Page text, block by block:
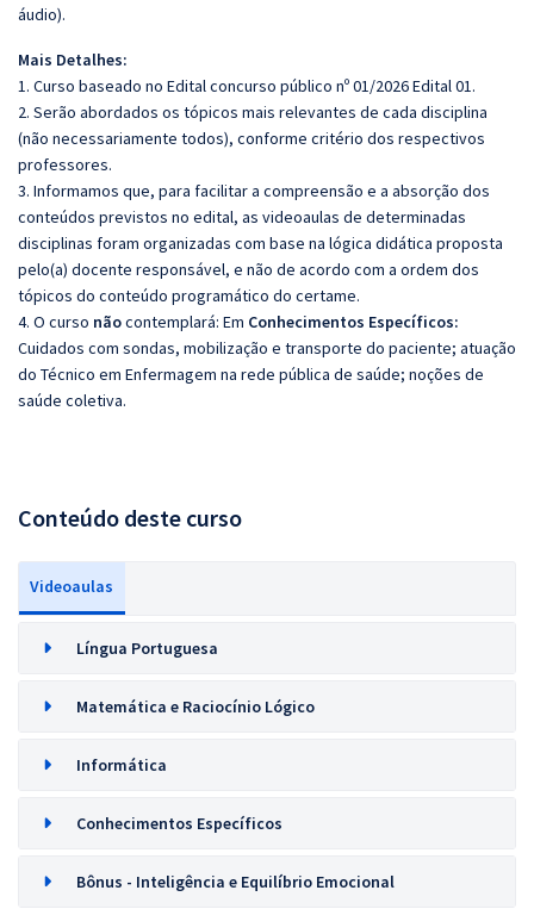
áudio).
Mais Detalhes:
1. Curso baseado no Edital concurso público nº 01/2026 Edital 01.
2. Serão abordados os tópicos mais relevantes de cada disciplina
(não necessariamente todos), conforme critério dos respectivos
professores.
3. Informamos que, para facilitar a compreensão e a absorção dos
conteúdos previstos no edital, as videoaulas de determinadas
disciplinas foram organizadas com base na lógica didática proposta
pelo(a) docente responsável, e não de acordo com a ordem dos
tópicos do conteúdo programático do certame.
4. O curso nãocontemplará: Em Conhecimentos Específicos:
Cuidados com sondas, mobilização e transporte do paciente; atuação
do Técnico em Enfermagem na rede pública de saúde; noções de
saúde coletiva.
Conteúdo deste curso
Videoaulas
Língua Portuguesa
Matemática e Raciocínio Lógico
Informática
Conhecimentos Específicos
Bônus - Inteligência e Equilíbrio Emocional